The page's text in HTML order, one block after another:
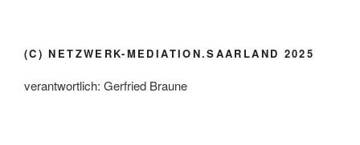
(C) NETZWERK-MEDIATION.SAARLAND 2025
verantwortlich: Gerfried Braune